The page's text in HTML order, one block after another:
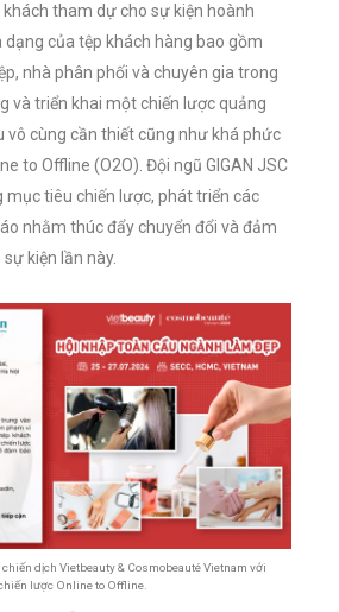
khách tham dự cho sự kiện hoành
dạng của tệp khách hàng bao gồm
nhà phân phối và chuyên gia trong
và triển khai một chiến lược quảng
vô cùng cần thiết cũng như khá phức
to Offline (O2O). Đội ngũ GIGAN JSC
mục tiêu chiến lược, phát triển các
nhằm thúc đẩy chuyển đổi và đảm
kiện lần này.
dịch Vietbeauty & Cosmobeauté Vietnam với
lược Online to Offline.